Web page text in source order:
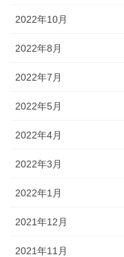
2022年10月
2022年8月
2022年7月
2022年5月
2022年4月
2022年3月
2022年1月
2021年12月
2021年11月